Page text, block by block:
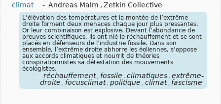
climat
- Andreas Malm , Zetkin Collective
L’élévation des températures et la montée de l’extrême
droite forment deux menaces chaque jour plus pressantes.
Or leur combinaison est explosive. Devant l’abondance de
preuves scientifiques, ils ont nié le réchauffement et se sont
placés en défenseurs de l’industrie fossile. Dans son
ensemble, l’extrême droite abhorre les éoliennes, s’oppose
aux accords climatiques et nourrit de théories
conspirationnistes sa détestation des mouvements
écologistes.
réchauffement fossile climatiques extrême-
droite
focusclimat politique climat fascisme